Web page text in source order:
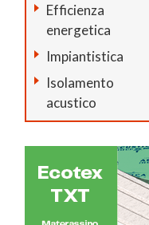
Efficienza
energetica
Impiantistica
Isolamento
acustico